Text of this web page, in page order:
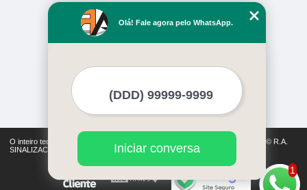
Missão
O inteiro teor deste site está sujeito à proteção de direitos autorais. Copyright© R.A.
SINALIZACAO (Lei 9610 de 19/02/1998)
1
Olá! Fale agora pelo WhatsApp.
Iniciar conversa